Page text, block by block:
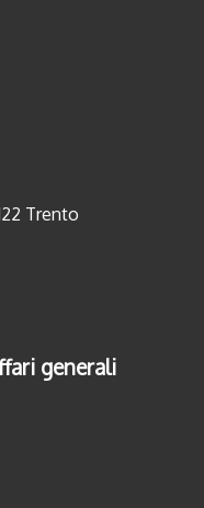
Trento
generali